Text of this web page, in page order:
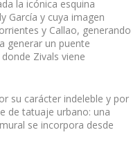
la icónica esquina
García y cuya imagen
y Callao, generando
generar un puente
Zivals viene
su carácter indeleble y por
de tatuaje urbano: una
se incorpora desde